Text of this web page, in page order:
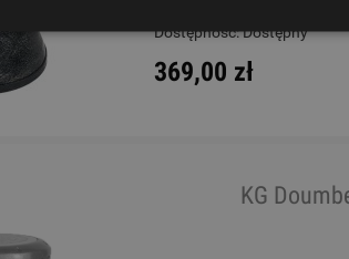
Dostępność:Dostępny
369,00 zł
KG